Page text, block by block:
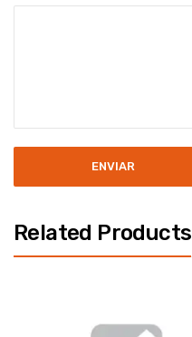
Related Products